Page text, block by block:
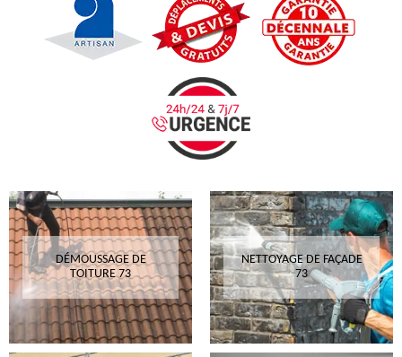
DÉMOUSSAGE DE
TOITURE 73
NETTOYAGE DE FAÇADE
73